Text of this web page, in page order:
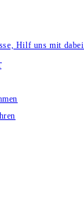
Hilf uns mit